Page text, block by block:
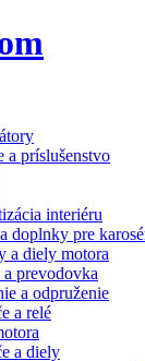
a príslušenstvo
interiéru
doplnky pre
a diely motora
a prevodovka
a odpruženie
a relé
a diely